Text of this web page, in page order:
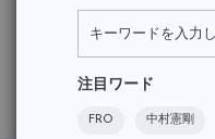
注目ワード
FRO 中村憲剛